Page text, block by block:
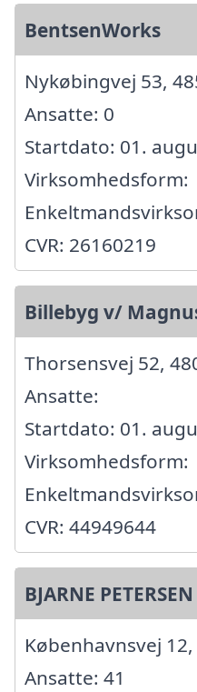
BentsenWorks
Nykøbingvej 53,
Ansatte: 0
Startdato: 01.
Virksomhedsform:
CVR: 26160219
Billebyg v/
Thorsensvej 52,
Ansatte:
Startdato: 01.
Virksomhedsform:
CVR: 44949644
BJARNE
Københavnsvej
Ansatte: 41